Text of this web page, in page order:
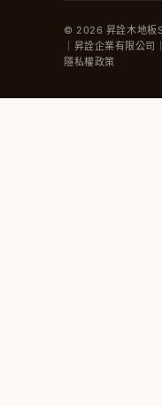
© 2026 昇詮木地板
｜昇詮企業有限公
隱私權政策